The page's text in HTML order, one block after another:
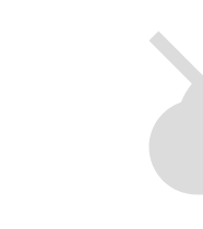
Autoutilitare
Alte tipuri vehicule